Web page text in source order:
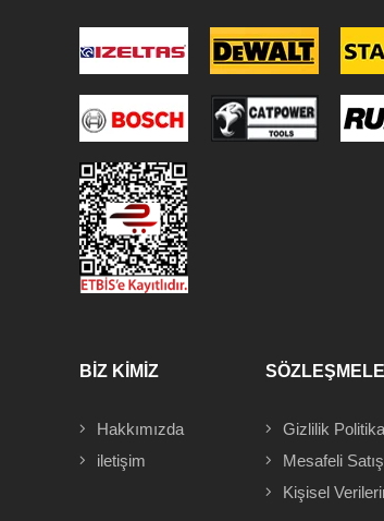
BİZ KİMİZ
Hakkımızda
iletişim
Gizlilik
Mesafeli
Kişisel